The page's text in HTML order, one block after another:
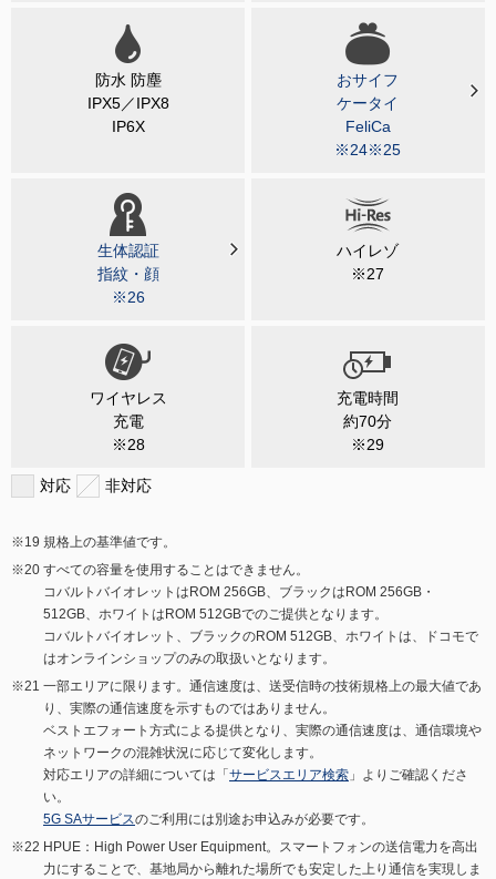
防水 防塵
IPX5／IPX8
IP6X
おサイフ
ケータイ
FeliCa
※24※25
生体認証
指紋・顔
※26
ハイレゾ
※27
ワイヤレス
充電
※28
充電時間
約70分
※29
対応 非対応
規格上の基準値です。
すべての容量を使用することはできません。
コバルトバイオレットはROM 256GB、ブラックはROM 256GB・
512GB、ホワイトはROM 512GBでのご提供となります。
コバルトバイオレット、ブラックのROM 512GB、ホワイトは、ドコモで
はオンラインショップのみの取扱いとなります。
一部エリアに限ります。通信速度は、送受信時の技術規格上の最大値であ
り、実際の通信速度を示すものではありません。
ベストエフォート方式による提供となり、実際の通信速度は、通信環境や
ネットワークの混雑状況に応じて変化します。
対応エリアの詳細については「 サービスエリア検索 」よりご確認くださ
い。
5G SAサービスのご利用には別途お申込みが必要です。
HPUE：High Power User Equipment。スマートフォンの送信電力を高出
力にすることで、基地局から離れた場所でも安定した上り通信を実現しま